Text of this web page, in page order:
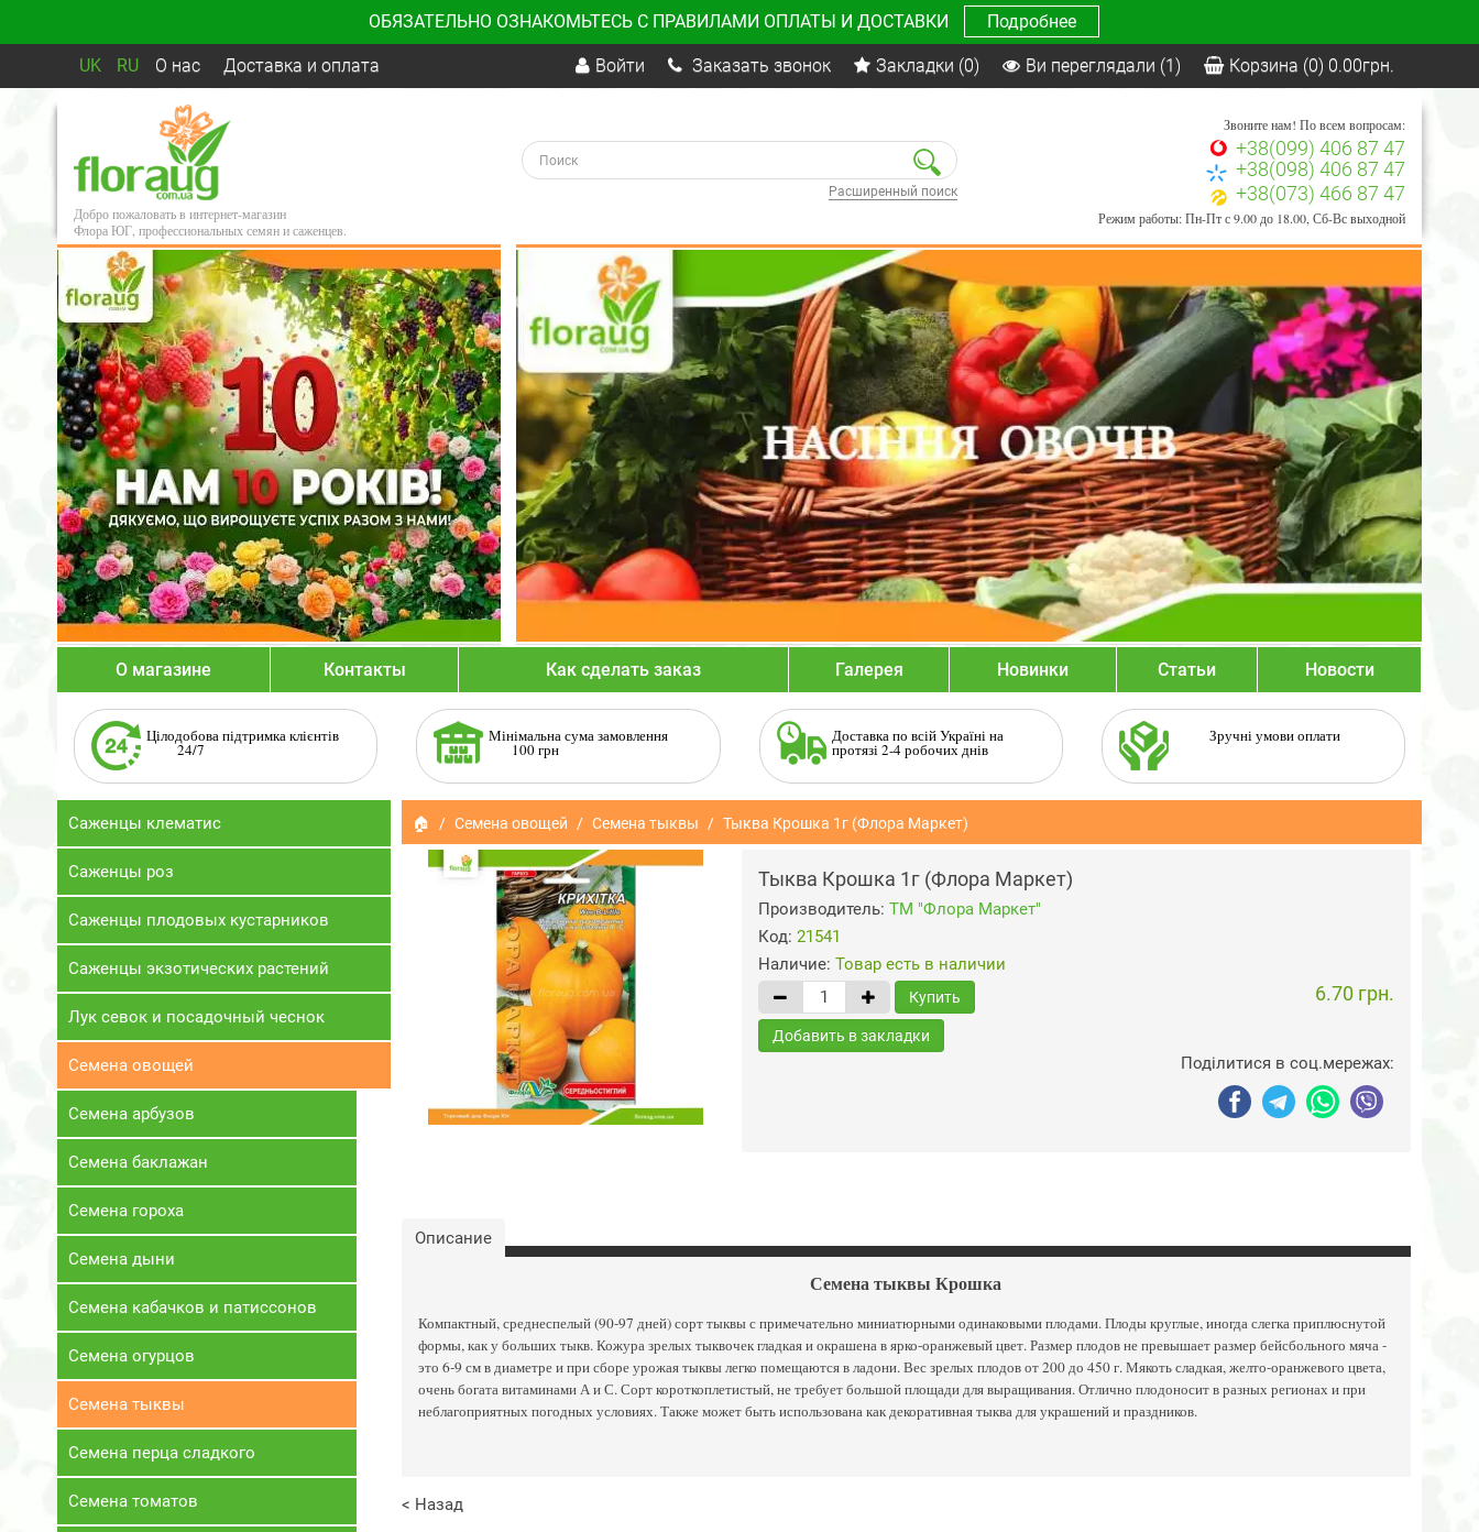
ОБЯЗАТЕЛЬНО ОЗНАКОМЬТЕСЬ С ПРАВИЛАМИ ОПЛАТЫ И ДОСТАВКИ Подробнее
UK RU О нас Доставка и оплата Войти Заказать звонок Закладки (0) Ви переглядали (1) Корзина (0) 0.00грн.
Добро пожаловать в интернет-магазин
Флора ЮГ, профессиональных семян и саженцев.
Расширенный поиск
Звоните нам! По всем вопросам:
+38(099) 406 87 47
+38(098) 406 87 47
+38(073) 466 87 47
Режим работы: Пн-Пт с 9.00 до 18.00, Сб-Вс выходной
О магазине Контакты Как сделать заказ Галерея Новинки Статьи Новости
Цілодобова підтримка клієнтів
24/7
Мінімальна сума замовлення
100 грн
Доставка по всій Україні на
протязі 2-4 робочих днів
Зручні умови оплати
Саженцы клематис
Саженцы роз
Саженцы плодовых кустарников
Саженцы экзотических растений
Лук севок и посадочный чеснок
Семена овощей
Семена арбузов
Семена баклажан
Семена гороха
Семена дыни
Семена кабачков и патиссонов
Семена огурцов
Семена тыквы
Семена перца сладкого
Семена томатов
🏠 Семена овощей Семена тыквы Тыква Крошка 1г (Флора Маркет)
Тыква Крошка 1г (Флора Маркет)
Производитель: ТМ "Флора Маркет"
Код: 21541
Наличие: Товар есть в наличии
Купить 6.70 грн.
Добавить в закладки
Поділитися в соц.мережах:
Описание
Семена тыквы Крошка
Компактный, среднеспелый (90-97 дней) сорт тыквы с примечательно миниатюрными одинаковыми плодами. Плоды круглые, иногда слегка приплюснутой
формы, как у больших тыкв. Кожура зрелых тыквочек гладкая и окрашена в ярко-оранжевый цвет. Размер плодов не превышает размер бейсбольного мяча -
это 6-9 см в диаметре и при сборе урожая тыквы легко помещаются в ладони. Вес зрелых плодов от 200 до 450 г. Мякоть сладкая, желто-оранжевого цвета,
очень богата витаминами А и С. Сорт короткоплетистый, не требует большой площади для выращивания. Отлично плодоносит в разных регионах и при
неблагоприятных погодных условиях. Также может быть использована как декоративная тыква для украшений и праздников.
< Назад